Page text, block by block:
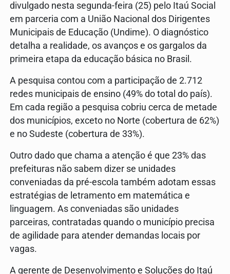
divulgado nesta segunda-feira (25) pelo Itaú Social
em parceria com a União Nacional dos Dirigentes
Municipais de Educação (Undime). O diagnóstico
detalha a realidade, os avanços e os gargalos da
primeira etapa da educação básica no Brasil.
A pesquisa contou com a participação de 2.712
redes municipais de ensino (49% do total do país).
Em cada região a pesquisa cobriu cerca de metade
dos municípios, exceto no Norte (cobertura de 62%)
e no Sudeste (cobertura de 33%).
Outro dado que chama a atenção é que 23% das
prefeituras não sabem dizer se unidades
conveniadas da pré-escola também adotam essas
estratégias de letramento em matemática e
linguagem. As conveniadas são unidades
parceiras, contratadas quando o município precisa
de agilidade para atender demandas locais por
vagas.
A gerente de Desenvolvimento e Soluções do Itaú